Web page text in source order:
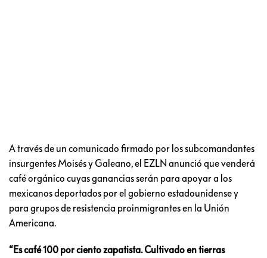
A través de un comunicado firmado por los subcomandantes
insurgentes Moisés y Galeano, el EZLN anunció que venderá
café orgánico cuyas ganancias serán para apoyar a los
mexicanos deportados por el gobierno estadounidense y
para grupos de resistencia proinmigrantes en la Unión
Americana.
“Es café 100 por ciento zapatista. Cultivado en tierras